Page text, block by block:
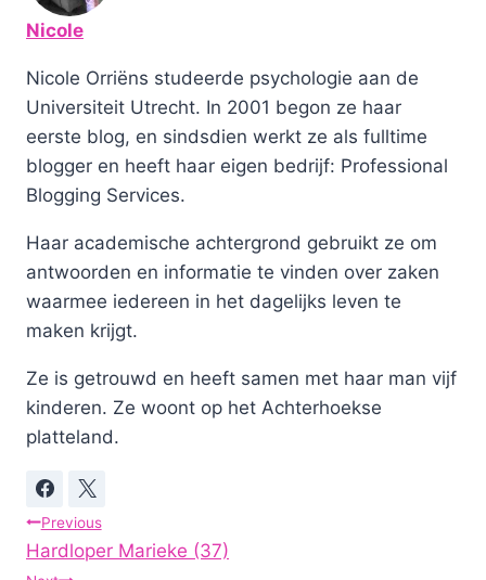
Nicole
Nicole Orriëns studeerde psychologie aan de
Universiteit Utrecht. In 2001 begon ze haar
eerste blog, en sindsdien werkt ze als fulltime
blogger en heeft haar eigen bedrijf: Professional
Blogging Services.
Haar academische achtergrond gebruikt ze om
antwoorden en informatie te vinden over zaken
waarmee iedereen in het dagelijks leven te
maken krijgt.
Ze is getrouwd en heeft samen met haar man vijf
kinderen. Ze woont op het Achterhoekse
platteland.
Post
navigation
Previous
Hardloper Marieke (37)